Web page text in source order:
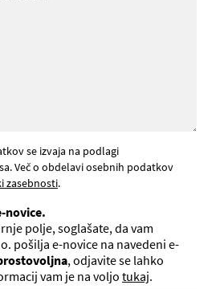
se izvaja na podlagi
Več o obdelavi osebnih podatkov
zasebnosti.
novice.
polje, soglašate, da vam
pošilja e-novice na navedeni e-
, odjavite se lahko
vam je na voljo tukaj.